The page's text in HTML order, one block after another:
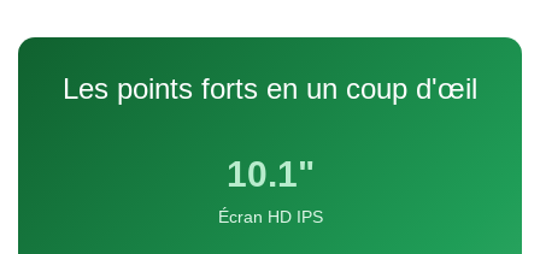
Les points forts en un coup d'œil
10.1"
Écran HD IPS